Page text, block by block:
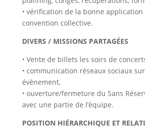
• vérification de la bonne application
convention collective.
DIVERS / MISSIONS PARTAGÉES
• Vente de billets les soirs de
• communication réseaux sociaux
évènement,
• ouverture/fermeture du Sans
avec une partie de l’équipe.
POSITION HIÉRARCHIQUE ET